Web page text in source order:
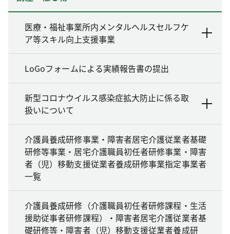
医療・福祉事業所内メンタルヘルスセルフケ
ア等スキル向上支援事業
LoGoフォームによる実績報告書の提出
新型コロナウイルス感染症拡大防止に係る取
扱いについて
介護員養成研修事業・障害者居宅介護従業者基礎
研修等事業・居宅介護職員初任者研修事業・障害
者（児）移動支援従業者養成研修事業指定事業者
一覧
介護員養成研修（介護職員初任者研修課程・生活
援助従事者研修課程）・障害者居宅介護従業者基
礎研修等・障害者（児）移動支援従業者養成研